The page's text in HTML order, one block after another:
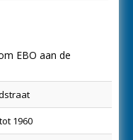
EBO aan de
1960